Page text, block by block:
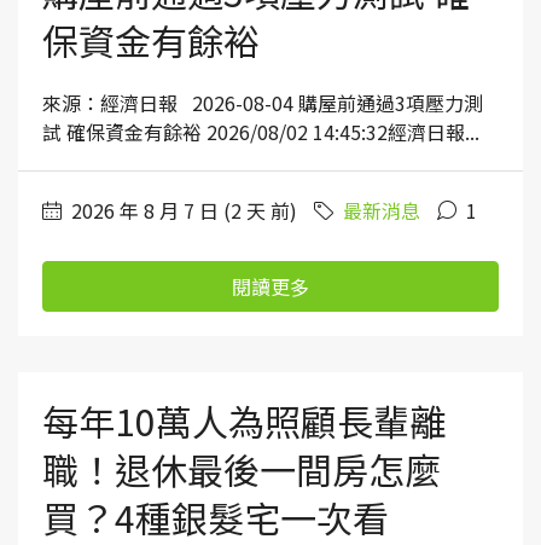
保資金有餘裕
來源：經濟日報 2026-08-04 購屋前通過3項壓力測
試 確保資金有餘裕 2026/08/02 14:45:32經濟日報...
2026 年 8 月 7 日 (2 天 前) 最新消息 1
閱讀更多
每年10萬人為照顧長輩離
職！退休最後一間房怎麼
買？4種銀髮宅一次看